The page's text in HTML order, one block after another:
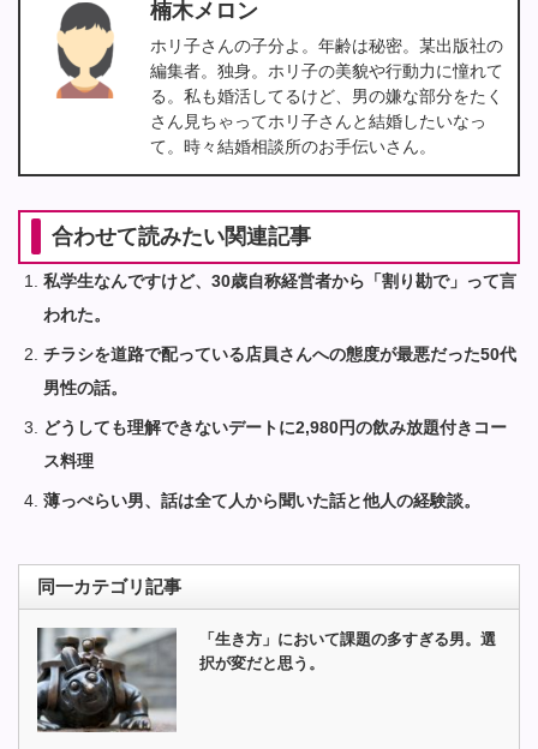
楠木メロン
ホリ子さんの子分よ。年齢は秘密。某出版社の
編集者。独身。ホリ子の美貌や行動力に憧れて
る。私も婚活してるけど、男の嫌な部分をたく
さん見ちゃってホリ子さんと結婚したいなっ
て。時々結婚相談所のお手伝いさん。
合わせて読みたい関連記事
私学生なんですけど、30歳自称経営者から「割り勘で」って言
われた。
チラシを道路で配っている店員さんへの態度が最悪だった50代
男性の話。
どうしても理解できないデートに2,980円の飲み放題付きコー
ス料理
薄っぺらい男、話は全て人から聞いた話と他人の経験談。
同一カテゴリ記事
「生き方」において課題の多すぎる男。選
択が変だと思う。